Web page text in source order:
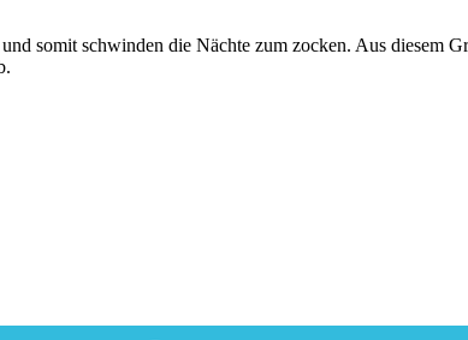
somit schwinden die Nächte zum zocken. Aus diesem